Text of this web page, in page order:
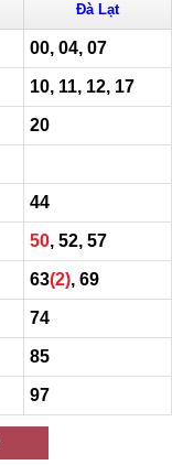
Đà Lạt
00, 04, 07
10, 11, 12, 17
20
44
50, 52, 57
63(2), 69
74
85
97